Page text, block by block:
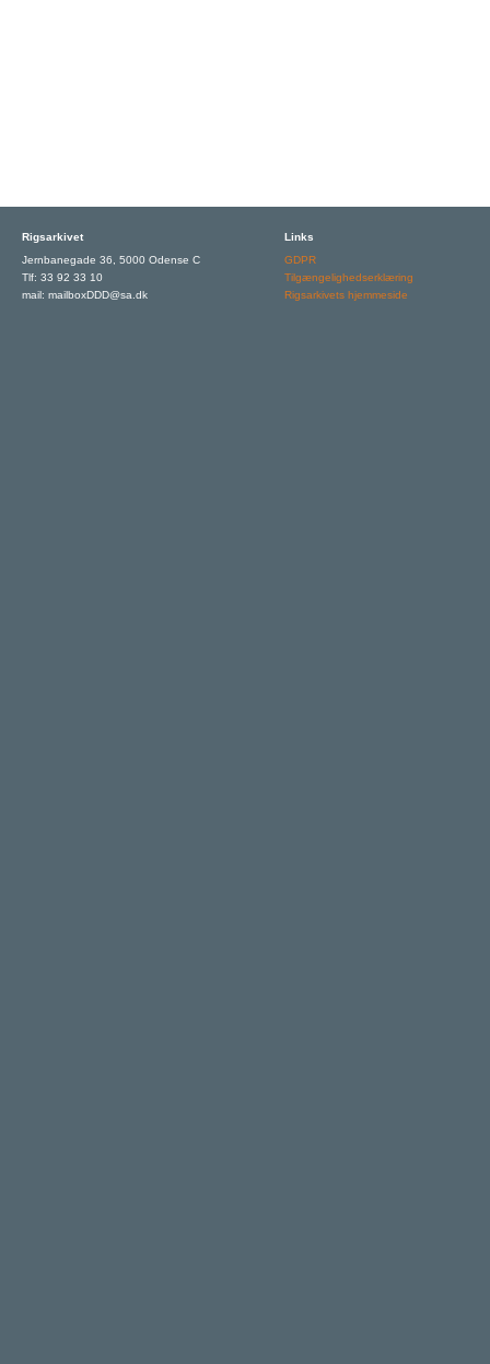
Rigsarkivet
Jernbanegade 36, 5000 Odense C
Tlf: 33 92 33 10
mail: mailboxDDD@sa.dk
Links
GDPR
Tilgængelighedserklæring
Rigsarkivets hjemmeside